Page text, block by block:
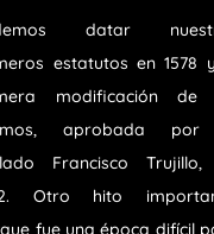
datar
estatutos en 1578
modificación de
aprobada
Francisco Trujillo,
Otro hito
fue una época difícil